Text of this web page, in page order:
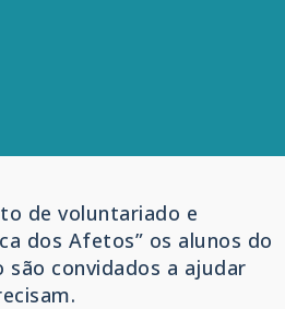
de voluntariado e
dos Afetos” os alunos do
convidados a ajudar